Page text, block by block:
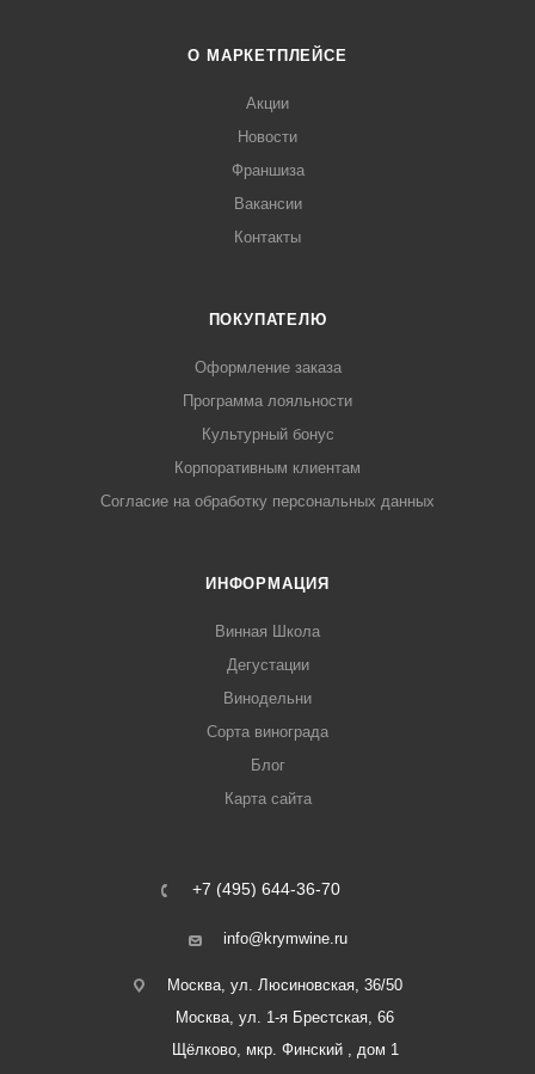
О МАРКЕТПЛЕЙСЕ
Акции
Новости
Франшиза
Вакансии
Контакты
ПОКУПАТЕЛЮ
Оформление заказа
Программа лояльности
Культурный бонус
Корпоративным клиентам
Согласие на обработку персональных данных
ИНФОРМАЦИЯ
Винная Школа
Дегустации
Винодельни
Сорта винограда
Блог
Карта сайта
+7 (495) 644-36-70
info@krymwine.ru
Москва, ул. Люсиновская, 36/50
Москва, ул. 1-я Брестская, 66
Щёлково, мкр. Финский , дом 1